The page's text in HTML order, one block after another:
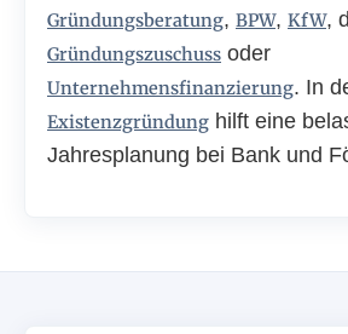
Gründungsberatung, BPW, KfW,
Gründungszuschuss oder
Unternehmensfinanzierung. In
Existenzgründung hilft eine
Jahresplanung bei Bank und